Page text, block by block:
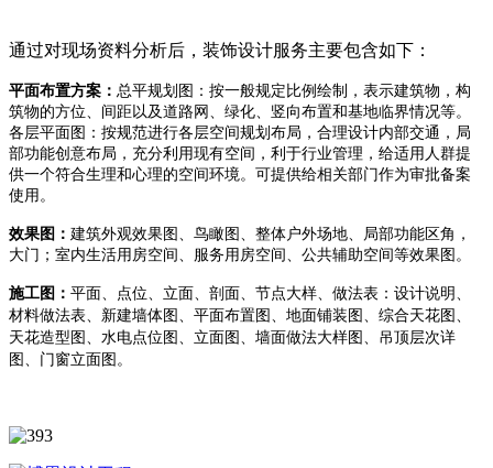
通过对现场资料分析后，装饰设计服务主要包含如下：
平面布置方案： 总平规划图： 按一般规定比例绘制，表示建筑物，构
筑物的方位、间距以及道路网、绿化、竖向布置和基地临界情况等。
各层平面图： 按规范进行各层空间规划布局，合理设计内部交通，局
部功能创意布局，充分利用现有空间，利于行业管理，给适用人群提
供一个符合生理和心理的空间环境。可提供给相关部门作为审批备案
使用。
效果图： 建筑外观效果图、 鸟瞰图、整体户外场地、局部功能区角，
大门； 室内生活用房空间、服务用房空间、公共辅助空间等效果图。
施工图： 平面、点位、立面、剖面、节点大样、做法表： 设计说明 、
材料做法表、 新建墙体图 、 平面布置图 、 地面铺装图 、 综合天花图 、
天花造型图 、 水电点位图 、 立面图 、 墙面做法大样图 、 吊顶层次详
图 、 门窗立面图。